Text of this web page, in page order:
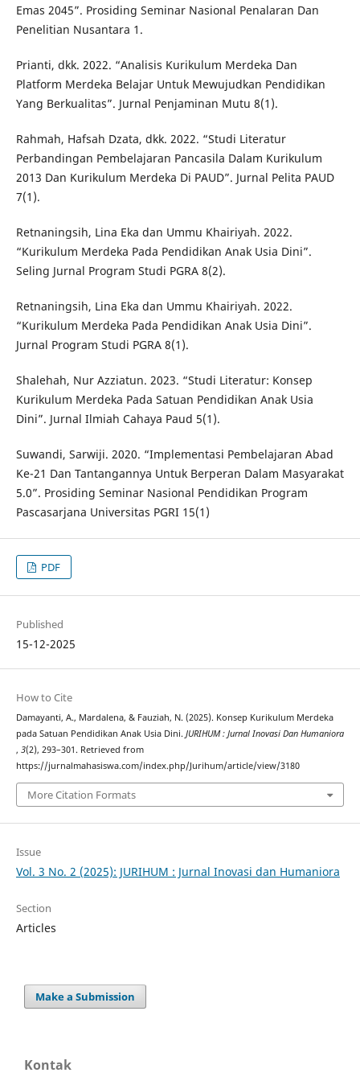
Emas 2045”. Prosiding Seminar Nasional Penalaran Dan
Penelitian Nusantara 1.
Prianti, dkk. 2022. “Analisis Kurikulum Merdeka Dan
Platform Merdeka Belajar Untuk Mewujudkan Pendidikan
Yang Berkualitas”. Jurnal Penjaminan Mutu 8(1).
Rahmah, Hafsah Dzata, dkk. 2022. “Studi Literatur
Perbandingan Pembelajaran Pancasila Dalam Kurikulum
2013 Dan Kurikulum Merdeka Di PAUD”. Jurnal Pelita PAUD
7(1).
Retnaningsih, Lina Eka dan Ummu Khairiyah. 2022.
“Kurikulum Merdeka Pada Pendidikan Anak Usia Dini”.
Seling Jurnal Program Studi PGRA 8(2).
Retnaningsih, Lina Eka dan Ummu Khairiyah. 2022.
“Kurikulum Merdeka Pada Pendidikan Anak Usia Dini”.
Jurnal Program Studi PGRA 8(1).
Shalehah, Nur Azziatun. 2023. “Studi Literatur: Konsep
Kurikulum Merdeka Pada Satuan Pendidikan Anak Usia
Dini”. Jurnal Ilmiah Cahaya Paud 5(1).
Suwandi, Sarwiji. 2020. “Implementasi Pembelajaran Abad
Ke-21 Dan Tantangannya Untuk Berperan Dalam Masyarakat
5.0”. Prosiding Seminar Nasional Pendidikan Program
Pascasarjana Universitas PGRI 15(1)
PDF
Published
15-12-2025
How to Cite
Damayanti, A., Mardalena, & Fauziah, N. (2025). Konsep Kurikulum Merdeka
pada Satuan Pendidikan Anak Usia Dini. JURIHUM : Jurnal Inovasi Dan Humaniora
, 3(2), 293–301. Retrieved from
https://jurnalmahasiswa.com/index.php/Jurihum/article/view/3180
More Citation Formats
Issue
Vol. 3 No. 2 (2025): JURIHUM : Jurnal Inovasi dan Humaniora
Section
Articles
Make a Submission
Kontak